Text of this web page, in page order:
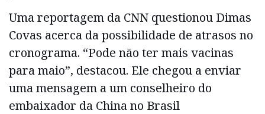
Uma reportagem da CNN questionou Dimas
Covas acerca da possibilidade de atrasos no
cronograma. “Pode não ter mais vacinas
para maio”, destacou. Ele chegou a enviar
uma mensagem a um conselheiro do
embaixador da China no Brasil